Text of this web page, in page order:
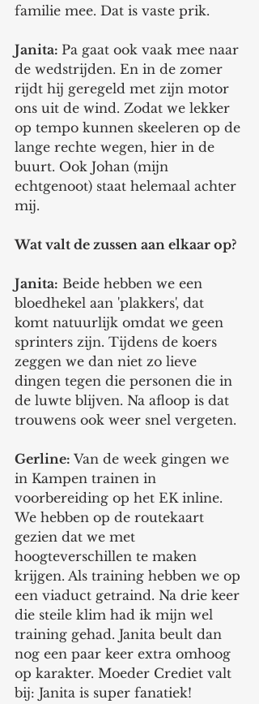
familie mee. Dat is vaste prik.
Janita: Pa gaat ook vaak mee naar
de wedstrijden. En in de zomer
rijdt hij geregeld met zijn motor
ons uit de wind. Zodat we lekker
op tempo kunnen skeeleren op de
lange rechte wegen, hier in de
buurt. Ook Johan (mijn
echtgenoot) staat helemaal achter
mij.
Wat valt de zussen aan elkaar op?
Janita: Beide hebben we een
bloedhekel aan 'plakkers', dat
komt natuurlijk omdat we geen
sprinters zijn. Tijdens de koers
zeggen we dan niet zo lieve
dingen tegen die personen die in
de luwte blijven. Na afloop is dat
trouwens ook weer snel vergeten.
Gerline: Van de week gingen we
in Kampen trainen in
voorbereiding op het EK inline.
We hebben op de routekaart
gezien dat we met
hoogteverschillen te maken
krijgen. Als training hebben we op
een viaduct getraind. Na drie keer
die steile klim had ik mijn wel
training gehad. Janita beult dan
nog een paar keer extra omhoog
op karakter. Moeder Crediet valt
bij: Janita is super fanatiek!